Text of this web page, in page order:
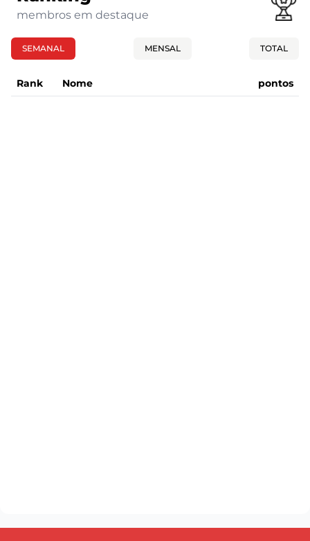
membros em destaque
SEMANAL MENSAL TOTAL
Rank Nome pontos